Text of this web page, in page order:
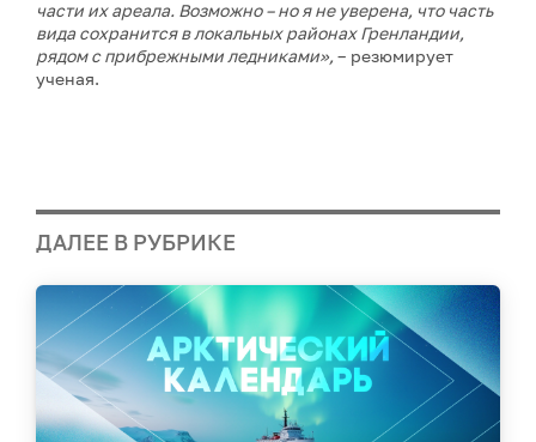
части их ареала. Возможно – но я не уверена, что часть
вида сохранится в локальных районах Гренландии,
рядом с прибрежными ледниками», – резюмирует
ученая.
ДАЛЕЕ В РУБРИКЕ